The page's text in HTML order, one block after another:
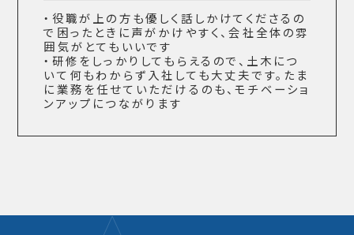
・役職が上の方も優しく話しかけてくださるの
で困ったときに声がかけやすく、会社全体の雰
囲気がとてもいいです
・研修をしっかりしてもらえるので、土木につ
いて何もわからず入社しても大丈夫です。たま
に業務を任せていただけるのも、モチベーショ
ンアップにつながります